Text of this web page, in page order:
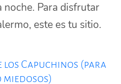
Para disfrutar
este es tu sitio.
los Capuchinos (para
miedosos)